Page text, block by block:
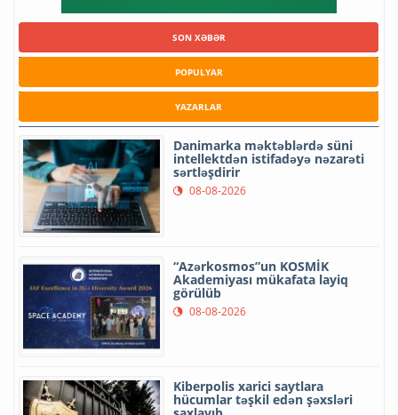
SON XƏBƏR
POPULYAR
YAZARLAR
Danimarka məktəblərdə süni
intellektdən istifadəyə nəzarəti
sərtləşdirir
08-08-2026
“Azərkosmos”un KOSMİK
Akademiyası mükafata layiq
görülüb
08-08-2026
Kiberpolis xarici saytlara
hücumlar təşkil edən şəxsləri